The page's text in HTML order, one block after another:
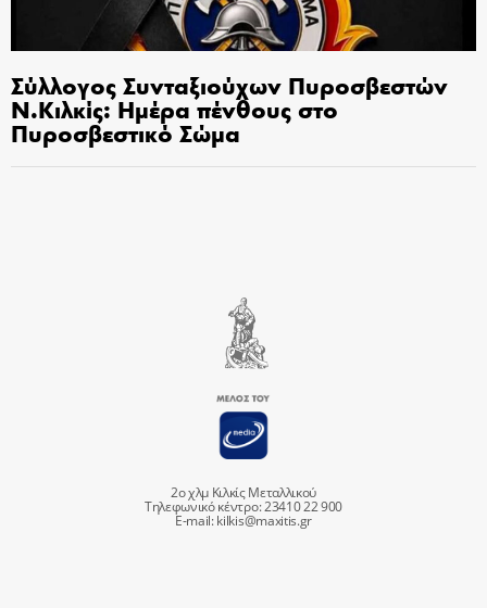
Σύλλογος Συνταξιούχων Πυροσβεστών
Ν.Κιλκίς: Ημέρα πένθους στο
Πυροσβεστικό Σώμα
2ο χλμ Κιλκίς Μεταλλικού
Τηλεφωνικό κέντρο: 23410 22 900
E-mail:kilkis@maxitis.gr